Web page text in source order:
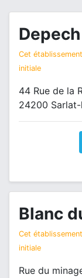
Cet
initiale
44 Rue de la
24200
Blanc
Cet
initiale
Rue du